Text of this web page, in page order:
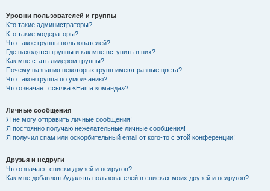
Уровни пользователей и группы
Кто такие администраторы?
Кто такие модераторы?
Что такое группы пользователей?
Где находятся группы и как мне вступить в них?
Как мне стать лидером группы?
Почему названия некоторых групп имеют разные цвета?
Что такое группа по умолчанию?
Что означает ссылка «Наша команда»?
Личные сообщения
Я не могу отправить личные сообщения!
Я постоянно получаю нежелательные личные сообщения!
Я получил спам или оскорбительный email от кого-то с этой конференции!
Друзья и недруги
Что означают списки друзей и недругов?
Как мне добавлять/удалять пользователей в списках моих друзей и недругов?